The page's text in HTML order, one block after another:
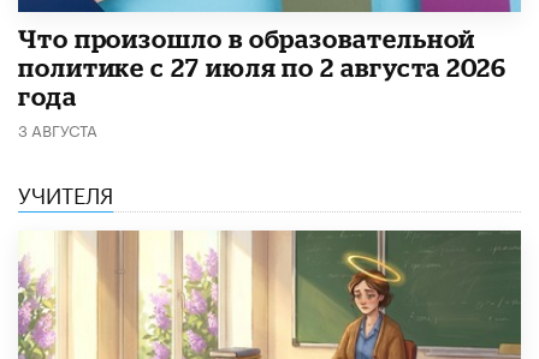
​Что произошло в образовательной
политике с 27 июля по 2 августа 2026
года
3 АВГУСТА
УЧИТЕЛЯ